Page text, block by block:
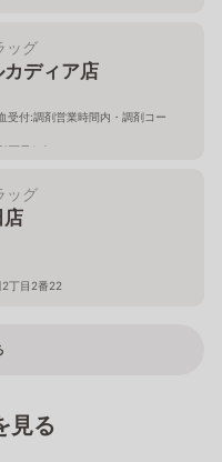
ッグ
ディア店
受付:調剤営業時間内・調剤コー
丁目1-2
ッグ
店
丁目2番22
見る